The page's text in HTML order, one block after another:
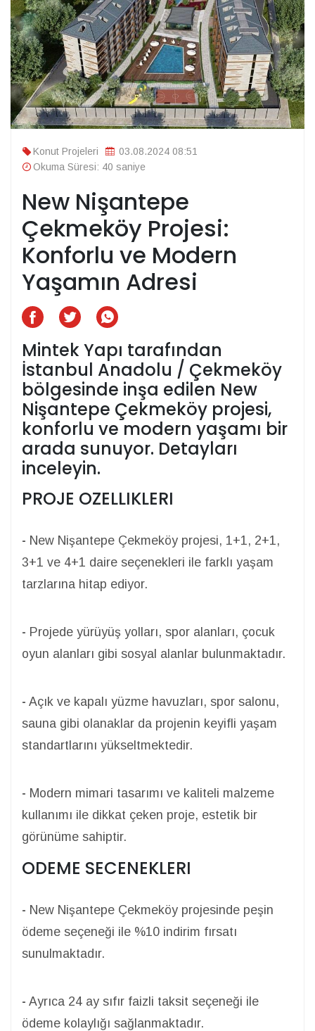
Konut Projeleri
03.08.2024 08:51
Okuma Süresi: 40 saniye
New Nişantepe
Çekmeköy Projesi:
Konforlu ve Modern
Yaşamın Adresi
Mintek Yapı tarafından
İstanbul Anadolu / Çekmeköy
bölgesinde inşa edilen New
Nişantepe Çekmeköy projesi,
konforlu ve modern yaşamı bir
arada sunuyor. Detayları
inceleyin.
PROJE OZELLIKLERI
- New Nişantepe Çekmeköy projesi, 1+1, 2+1,
3+1 ve 4+1 daire seçenekleri ile farklı yaşam
tarzlarına hitap ediyor.
- Projede yürüyüş yolları, spor alanları, çocuk
oyun alanları gibi sosyal alanlar bulunmaktadır.
- Açık ve kapalı yüzme havuzları, spor salonu,
sauna gibi olanaklar da projenin keyifli yaşam
standartlarını yükseltmektedir.
- Modern mimari tasarımı ve kaliteli malzeme
kullanımı ile dikkat çeken proje, estetik bir
görünüme sahiptir.
ODEME SECENEKLERI
- New Nişantepe Çekmeköy projesinde peşin
ödeme seçeneği ile %10 indirim fırsatı
sunulmaktadır.
- Ayrıca 24 ay sıfır faizli taksit seçeneği ile
ödeme kolaylığı sağlanmaktadır.